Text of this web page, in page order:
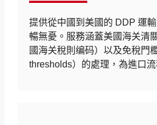
提供從中國到美國的 DDP 運
暢無憂。服務涵蓋美國海关清
國海关稅則编码）以及免稅門
thresholds）的處理，為進口